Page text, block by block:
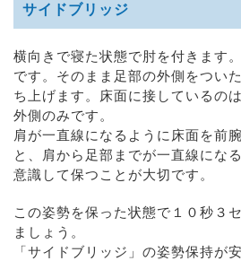
サイドブリッジ
横向きで寝た状態で肘を付きます
です。そのまま足部の外側をつい
ち上げます。床面に接しているの
外側のみです。
肩が一直線になるように床面を前
と、肩から足部までが一直線にな
意識して保つことが大切です。
この姿勢を保った状態で１０秒３
ましょう。
「サイドブリッジ」の姿勢保持が